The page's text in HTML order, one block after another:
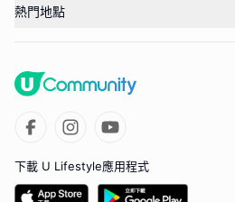
熱門地點
下載 U Lifestyle應用程式